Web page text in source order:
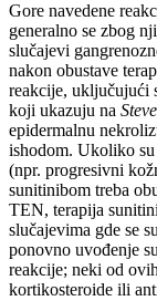
Gore navedene
generalno se zbog
slučajevi
nakon obustave
reakcije, uključujući
koji ukazuju na
epidermalnu
ishodom. Ukoliko
(npr. progresivni
sunitinibom treba
TEN, terapija
slučajevima gde se
ponovno uvođenje
reakcije; neki od
kortikosteroide ili